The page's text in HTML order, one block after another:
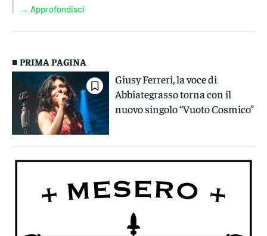
→ Approfondisci
■ PRIMA PAGINA
Giusy Ferreri, la voce di
Abbiategrasso torna con il
nuovo singolo “Vuoto Cosmico”